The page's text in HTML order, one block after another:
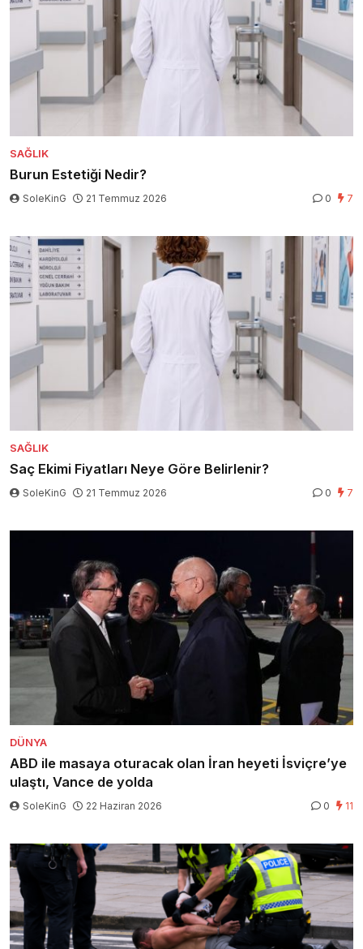
SAĞLIK
Burun Estetiği Nedir?
SoleKinG 21 Temmuz 2026 0 7
SAĞLIK
Saç Ekimi Fiyatları Neye Göre Belirlenir?
SoleKinG 21 Temmuz 2026 0 7
DÜNYA
ABD ile masaya oturacak olan İran heyeti İsviçre’ye
ulaştı, Vance de yolda
SoleKinG 22 Haziran 2026 0 11